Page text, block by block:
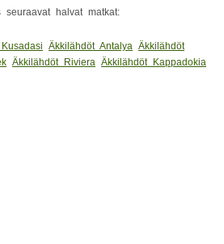
halvat matkat:
Äkkilähdöt Antalya Äkkilähdöt
Äkkilähdöt Riviera Äkkilähdöt Kappadokia